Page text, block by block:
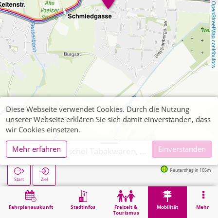
OpenStreetMap contributors
Fahrplanauskunft Stadtinfos
Freizeit &
Tourismus
Mobilität Mehr
Start Ziel
Reutershag in 105m
Mobilität Aachen, Morschel Tabakwaren, Zeitschriften
Diese Webseite verwendet Cookies. Durch die Nutzung
unserer Webseite erklären Sie sich damit einverstanden, dass
wir Cookies einsetzen.
Mehr erfahren
Einverstanden